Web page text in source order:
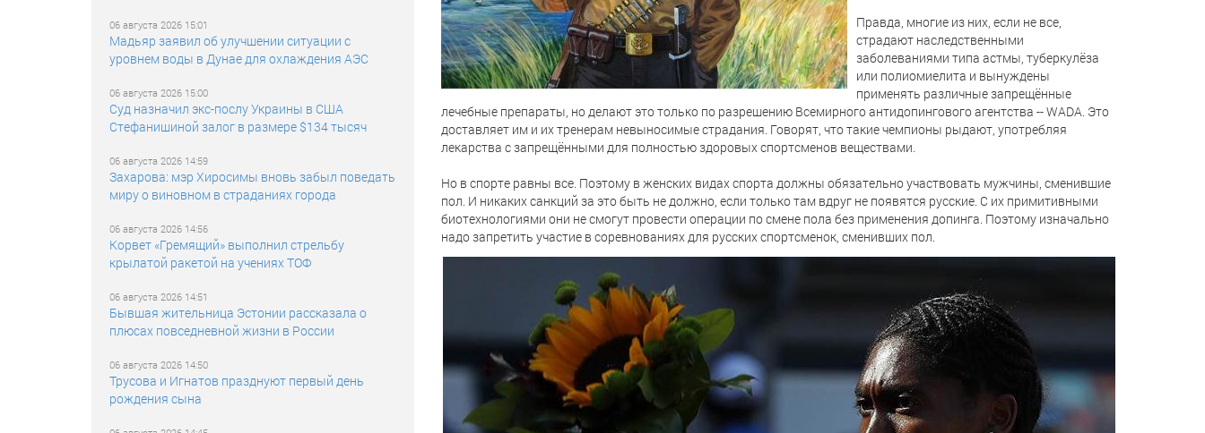
06 августа 2026 15:01
Мадьяр заявил об улучшении ситуации с
уровнем воды в Дунае для охлаждения АЭС
06 августа 2026 15:00
Суд назначил экс-послу Украины в США
Стефанишиной залог в размере $134 тысяч
06 августа 2026 14:59
Захарова: мэр Хиросимы вновь забыл поведать
миру о виновном в страданиях города
06 августа 2026 14:56
Корвет «Гремящий» выполнил стрельбу
крылатой ракетой на учениях ТОФ
06 августа 2026 14:51
Бывшая жительница Эстонии рассказала о
плюсах повседневной жизни в России
06 августа 2026 14:50
Трусова и Игнатов празднуют первый день
рождения сына
Правда, многие из них, если не все,
страдают наследственными
заболеваниями типа астмы, туберкулёза
или полиомиелита и вынуждены
применять различные запрещённые
лечебные препараты, но делают это только по разрешению Всемирного антидопингового агентства -- WADA. Это
доставляет им и их тренерам невыносимые страдания. Говорят, что такие чемпионы рыдают, употребляя
лекарства с запрещёнными для полностью здоровых спортсменов веществами.
Но в спорте равны все. Поэтому в женских видах спорта должны обязательно участвовать мужчины, сменившие
пол. И никаких санкций за это быть не должно, если только там вдруг не появятся русские. С их примитивными
биотехнологиями они не смогут провести операции по смене пола без применения допинга. Поэтому изначально
надо запретить участие в соревнованиях для русских спортсменок, сменивших пол.